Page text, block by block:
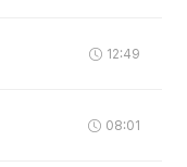
12:49
08:01